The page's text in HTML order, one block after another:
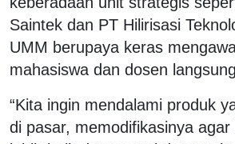
Saintek dan PT Hilirisasi
UMM berupaya keras
mahasiswa dan dosen
“Kita ingin mendalami produk
di pasar, memodifikasinya agar